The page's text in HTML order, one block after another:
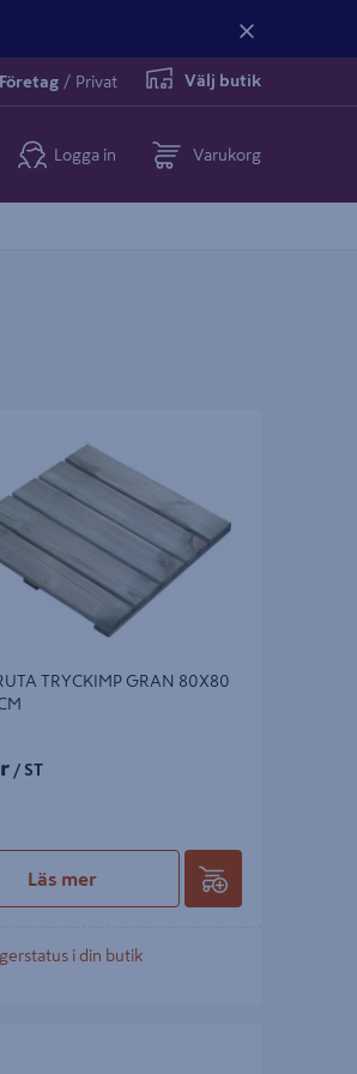
Företag / Privat Välj butik
Logga in Varukorg
TRYCKIMP GRAN 80X80
/ ST
Läs mer
i din butik